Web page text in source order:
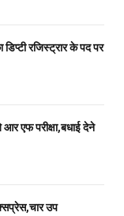
रजिस्ट्रार के पद पर
आर एफ परीक्षा,बधाई देने
उप